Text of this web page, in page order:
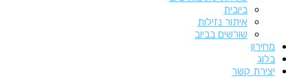
ביובית
איתור נזילות
שורשים בביוב
מחירון
בלוג
יצירת קשר